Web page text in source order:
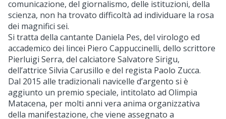
comunicazione, del giornalismo, delle istituzioni, della
scienza, non ha trovato difficoltà ad individuare la rosa
dei magnifici sei.
Si tratta della cantante Daniela Pes, del virologo ed
accademico dei lincei Piero Cappuccinelli, dello scrittore
Pierluigi Serra, del calciatore Salvatore Sirigu,
dell’attrice Silvia Carusillo e del regista Paolo Zucca.
Dal 2015 alle tradizionali navicelle d’argento si è
aggiunto un premio speciale, intitolato ad Olimpia
Matacena, per molti anni vera anima organizzativa
della manifestazione, che viene assegnato a